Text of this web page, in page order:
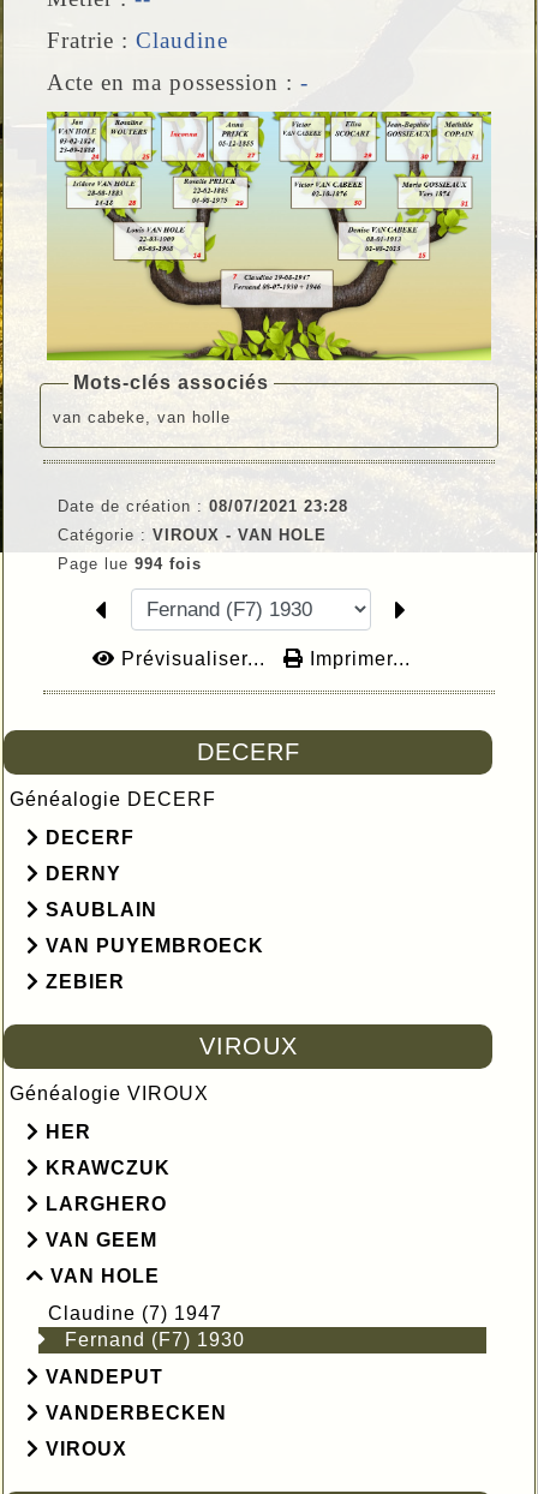
DECERF
Généalogie DECERF
DECERF
DERNY
SAUBLAIN
VAN PUYEMBROECK
ZEBIER
VIROUX
Généalogie VIROUX
HER
KRAWCZUK
LARGHERO
VAN GEEM
VAN HOLE
Claudine (7) 1947
Fernand (F7) 1930
VANDEPUT
VANDERBECKEN
VIROUX
Fratrie : Claudine
Acte en ma possession : -
Mots-clés associés
van cabeke, van holle
Date de création : 08/07/2021 23:28
Catégorie : VIROUX - VAN HOLE
Page lue 994 fois
Prévisualiser... Imprimer...